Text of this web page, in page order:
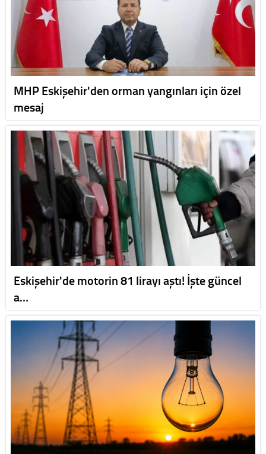
MHP Eskişehir'den orman yangınları için özel
mesaj
Eskişehir'de motorin 81 lirayı aştı! İşte güncel
a…